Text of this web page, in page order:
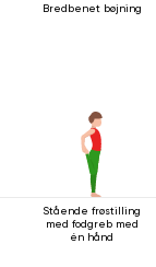
Bredbenet bøjning
Stående frøstilling
med fodgreb med
én hånd